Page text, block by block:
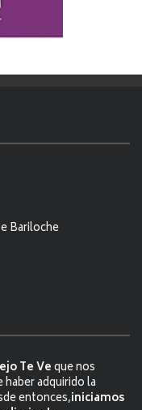
Bariloche
Te Veque nos
adquirido la
entonces,iniciamos